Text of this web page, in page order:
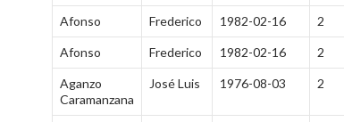
Afonso Frederico 1982-02-16 2
Afonso Frederico 1982-02-16 2
Aganzo
Caramanzana
José Luis 1976-08-03 2